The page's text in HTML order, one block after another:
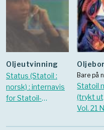
Oljeutvinning
Status (Statoil :
norsk) : internavis
for Statoil-
Bare på
Statoil
(trykt
Vol. 21